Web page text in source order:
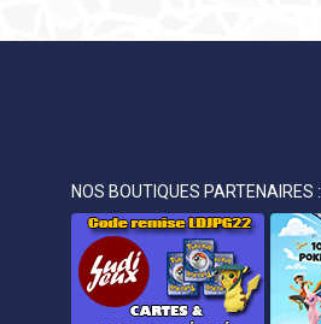
NOS BOUTIQUES PARTENAIRES :